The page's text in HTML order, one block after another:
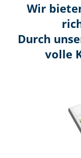
Wir
Durch
volle